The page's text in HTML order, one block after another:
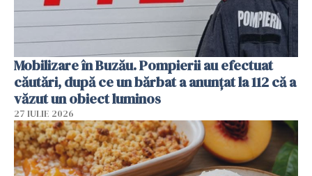
Mobilizare în Buzău. Pompierii au efectuat
căutări, după ce un bărbat a anunțat la 112 că a
văzut un obiect luminos
27 IULIE 2026